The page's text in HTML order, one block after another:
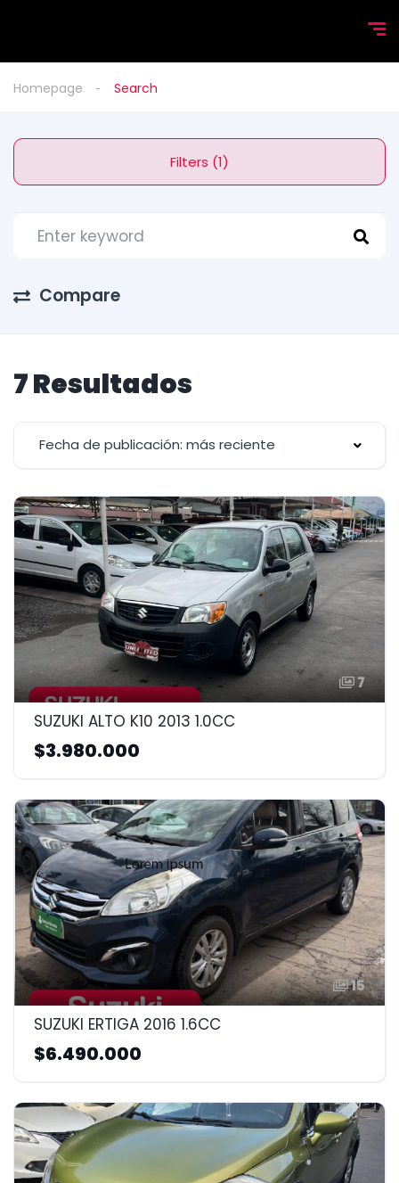
Homepage Search
Filters (1)
Compare
7 Resultados
Fecha de publicación: más reciente
7
SUZUKI ALTO K10 2013 1.0CC
$3.980.000
15
SUZUKI ERTIGA 2016 1.6CC
$6.490.000